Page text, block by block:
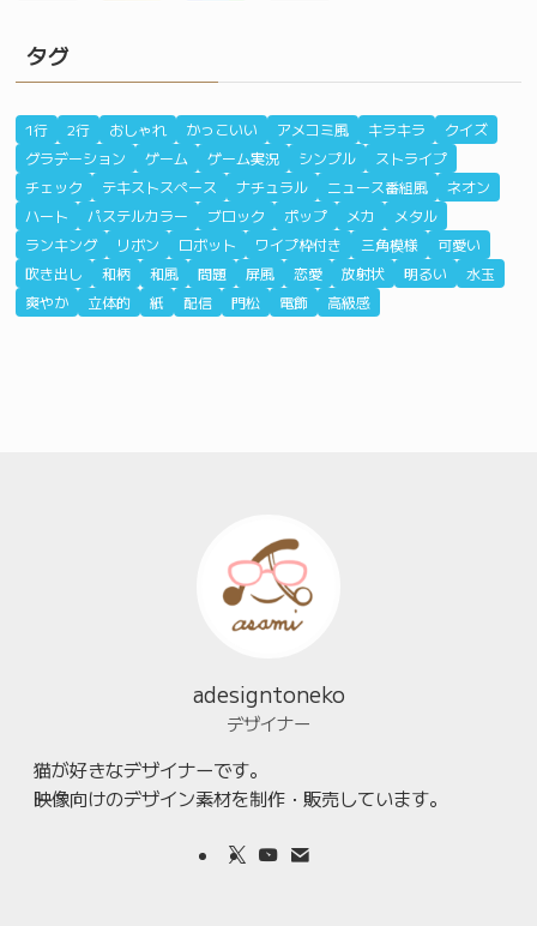
タグ
1行 2行 おしゃれ かっこいい アメコミ風 キラキラ
クイズ
グラデーション
ゲーム ゲーム実況 シンプル
ストライプ
チェック
テキストスペース ナチュラル ニュース番組風
ネオン
ハート
パステルカラー ブロック ポップ メカ
メタル
ランキング
リボン ロボット ワイプ枠付き 三角模様
可愛い
吹き出し
和柄 和風 問題 屏風 恋愛 放射状 明るい
水玉
爽やか
立体的 紙 配信 門松 電飾 高級感
adesigntoneko
デザイナー
猫が好きなデザイナーです。
映像向けのデザイン素材を制作・販売しています。